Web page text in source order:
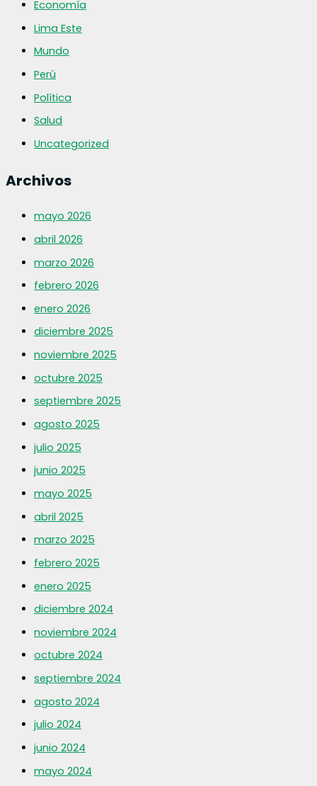
Economía
Lima Este
Mundo
Perú
Política
Salud
Uncategorized
Archivos
mayo 2026
abril 2026
marzo 2026
febrero 2026
enero 2026
diciembre 2025
noviembre 2025
octubre 2025
septiembre 2025
agosto 2025
julio 2025
junio 2025
mayo 2025
abril 2025
marzo 2025
febrero 2025
enero 2025
diciembre 2024
noviembre 2024
octubre 2024
septiembre 2024
agosto 2024
julio 2024
junio 2024
mayo 2024